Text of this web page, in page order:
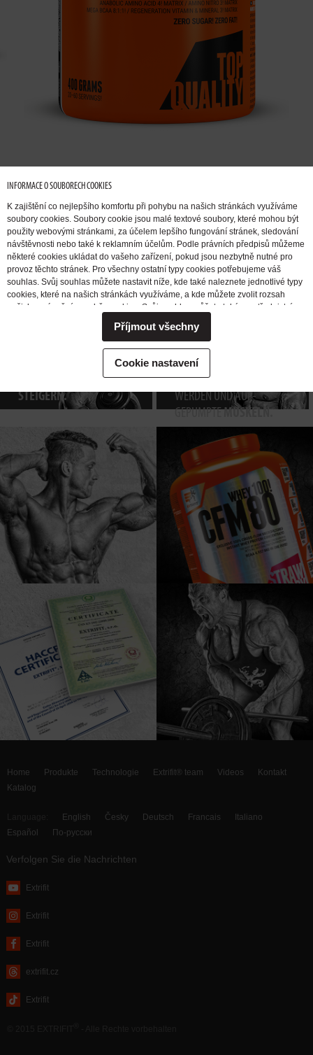
ICH MÖCHTE
MUSKELMASSE
ICH MÖCHTE
FETT ABBAUEN.
STEIGERN.
ICH MÖCHTE
TRAINING
WERDEN UND AUF-
GEPUMPTEMUSKELN.
Home Produkte Technologie Extrifit® team Videos
Kontakt
Katalog
English Česky Deutsch Francais
Italiano
Español
По-русски
Verfolgen Sie die Nachrichten
Extrifit
Extrifit
Extrifit
extrifit.cz
Extrifit
INFORMACE O SOUBORECH COOKIES
K zajištění co nejlepšího komfortu při pohybu na našich stránkách využíváme
soubory cookies. Soubory cookie jsou malé textové soubory, které mohou být
použity webovými stránkami, za účelem lepšího fungování stránek, sledování
návštěvnosti nebo také k reklamním účelům. Podle právních předpisů můžeme
některé cookies ukládat do vašeho zařízení, pokud jsou nezbytně nutné pro
provoz těchto stránek. Pro všechny ostatní typy cookies potřebujeme váš
souhlas. Svůj souhlas můžete nastavit níže, kde také naleznete jednotlivé typy
cookies, které na našich stránkách využíváme, a kde můžete zvolit rozsah
našich oprávnění pro sběr cookies. Svůj souhlas můžete také prostřednictvím
potřebovali ohledně výkonu vašich práv v souvislosti se zpracováním cookies
kontaktovat, obraťte se prosím na e-mailovou adresu extrifit@extrifit.com.
Podrobné informace k souborům cookies a více o tom, kdo jsme a jak
zpracováváme vaše osobní údaje můžete najít v naší
Cookie nastavení
Příjmout všechny